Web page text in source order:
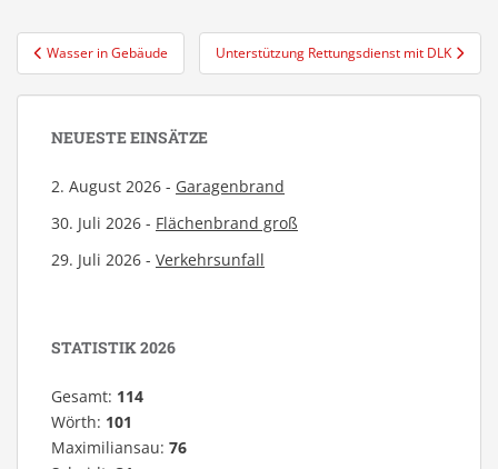
Beitragsnavigation
Wasser in Gebäude Unterstützung Rettungsdienst mit DLK
NEUESTE EINSÄTZE
2. August 2026 - Garagenbrand
30. Juli 2026 - Flächenbrand groß
29. Juli 2026 - Verkehrsunfall
STATISTIK 2026
Gesamt: 114
Wörth: 101
Maximiliansau: 76